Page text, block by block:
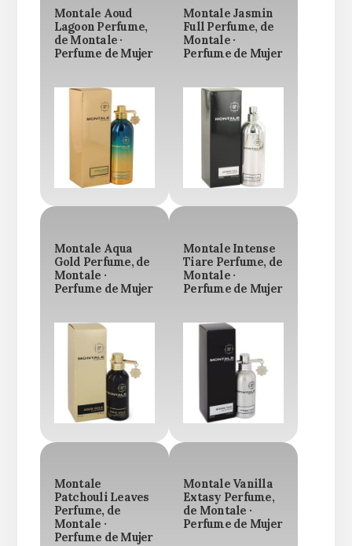
Montale Aoud
Lagoon Perfume,
de Montale ·
Perfume de Mujer
Montale Jasmin
Full Perfume, de
Montale ·
Perfume de Mujer
Montale Aqua
Gold Perfume, de
Montale ·
Perfume de Mujer
Montale Intense
Tiare Perfume, de
Montale ·
Perfume de Mujer
Montale
Patchouli Leaves
Perfume, de
Montale ·
Perfume de Mujer
Montale Vanilla
Extasy Perfume,
de Montale ·
Perfume de Mujer